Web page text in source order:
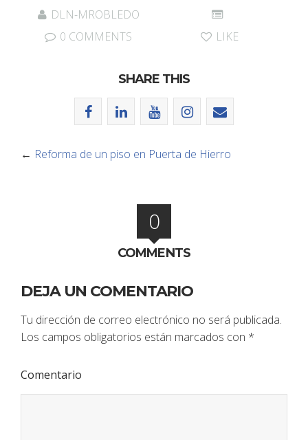
DLN-MROBLEDO
0 COMMENTS
LIKE
SHARE THIS
← Reforma de un piso en Puerta de Hierro
0
COMMENTS
DEJA UN COMENTARIO
Tu dirección de correo electrónico no será publicada.
Los campos obligatorios están marcados con *
Comentario